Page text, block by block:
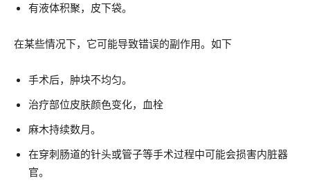
有液体积聚，皮下袋。
在某些情况下，它可能导致错误的副作用。如下
手术后，肿块不均匀。
治疗部位皮肤颜色变化，血栓
麻木持续数月。
在穿刺肠道的针头或管子等手术过程中可能会损害内脏器
官。